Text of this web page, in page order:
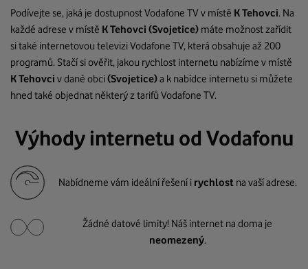
Podívejte se, jaká je dostupnost Vodafone TV v místě K Tehovci. Na
každé adrese v místě K Tehovci (Svojetice) máte možnost zařídit
si také internetovou televizi Vodafone TV, která obsahuje až 200
programů. Stačí si ověřit, jakou rychlost internetu nabízíme v místě
K Tehovci v dané obci(Svojetice)a k nabídce internetu si můžete
hned také objednat některý z tarifů Vodafone TV.
Výhody internetu od Vodafonu
Nabídneme vám ideální řešení i rychlost na vaší adrese.
Žádné datové limity! Náš internet na doma je
neomezený.